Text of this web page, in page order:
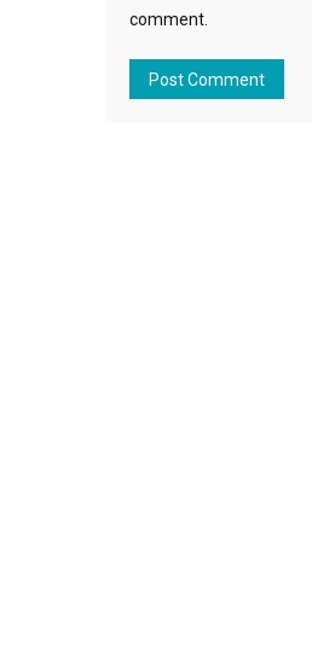
comment.